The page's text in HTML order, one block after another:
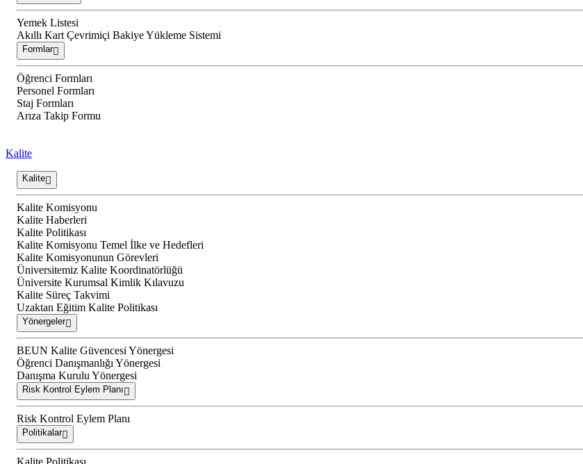
Yemek Listesi
Akıllı Kart Çevrimiçi Bakiye Yükleme Sistemi
Formlar
Öğrenci Formları
Personel Formları
Staj Formları
Arıza Takip Formu
Kalite
Kalite
Kalite Komisyonu
Kalite Haberleri
Kalite Politikası
Kalite Komisyonu Temel İlke ve Hedefleri
Kalite Komisyonunun Görevleri
Üniversitemiz Kalite Koordinatörlüğü
Üniversite Kurumsal Kimlik Kılavuzu
Kalite Süreç Takvimi
Uzaktan Eğitim Kalite Politikası
Yönergeler
BEUN Kalite Güvencesi Yönergesi
Öğrenci Danışmanlığı Yönergesi
Danışma Kurulu Yönergesi
Risk Kontrol Eylem Planı
Risk Kontrol Eylem Planı
Politikalar